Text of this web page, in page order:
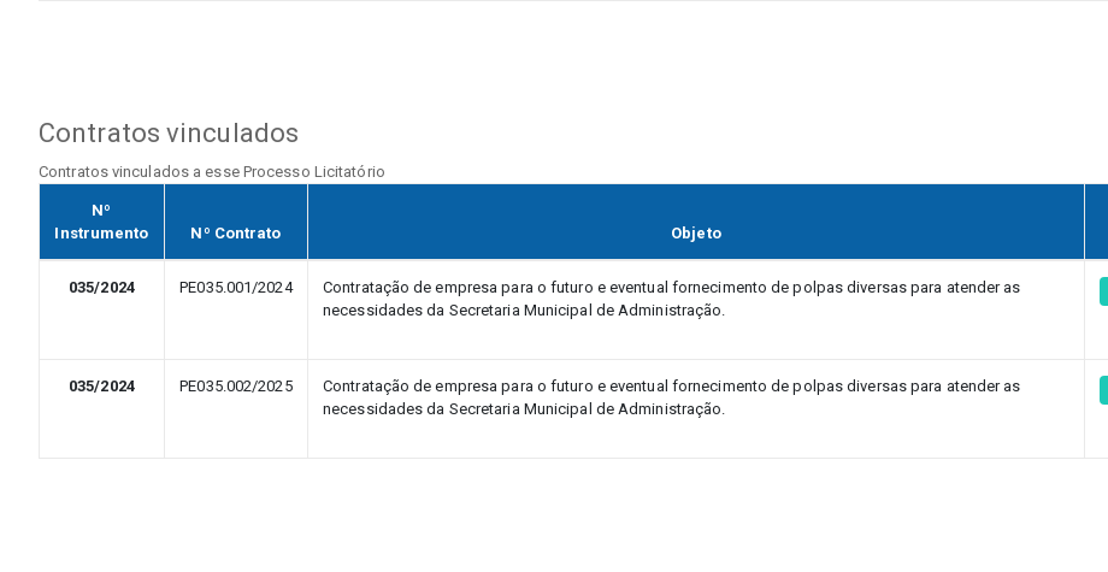
Contratos vinculados
Contratos vinculados a esse Processo Licitatório
Nº
Instrumento
Nº Contrato Objeto
035/2024 PE035.001/2024
Contratação de empresa para o futuro e eventual fornecimento de polpas diversas para atender as
necessidades da Secretaria Municipal de Administração.
035/2024 PE035.002/2025
Contratação de empresa para o futuro e eventual fornecimento de polpas diversas para atender as
necessidades da Secretaria Municipal de Administração.